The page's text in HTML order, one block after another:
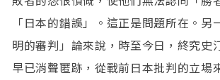
「日本的錯誤」。這正是問題所在。另
明的審判」論來說，時至今日，終究史
早已消聲匿跡，從戰前日本批判的立場